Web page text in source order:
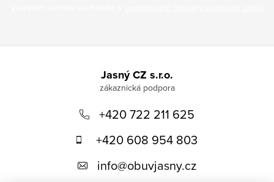
Jasný CZ s.r.o.
+420 722 211 625
+420 608 954 803
info@obuvjasny.cz